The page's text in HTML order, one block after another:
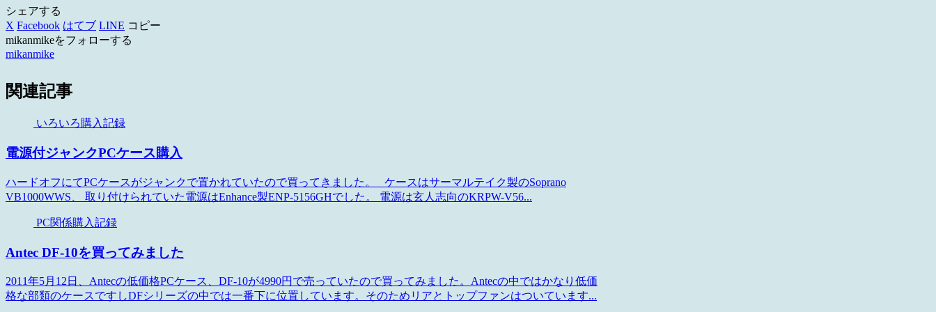
シェアする
X Facebook はてブ LINE コピー
mikanmikeをフォローする
mikanmike
関連記事
いろいろ購入記録
電源付ジャンクPCケース購入
ハードオフにてPCケースがジャンクで置かれていたので買ってきました。 ケースはサーマルテイク製のSoprano
VB1000WWS、 取り付けられていた電源はEnhance製ENP-5156GHでした。 電源は玄人志向のKRPW-V56...
PC関係購入記録
Antec DF-10を買ってみました
2011年5月12日、Antecの低価格PCケース、DF-10が4990円で売っていたので買ってみました。Antecの中ではかなり低価
格な部類のケースですしDFシリーズの中では一番下に位置しています。そのためリアとトップファンはついています...